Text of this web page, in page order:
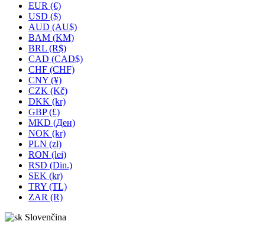
EUR (€)
USD ($)
AUD (AU$)
BAM (KM)
BRL (R$)
CAD (CAD$)
CHF (CHF)
CNY (¥)
CZK (Kč)
DKK (kr)
GBP (£)
MKD (Ден)
NOK (kr)
PLN (zł)
RON (lei)
RSD (Din.)
SEK (kr)
TRY (TL)
ZAR (R)
Slovenčina